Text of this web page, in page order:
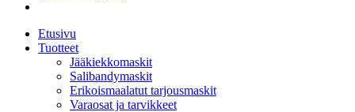
Etusivu
Tuotteet
Jääkiekkomaskit
Salibandymaskit
Erikoismaalatut tarjousmaskit
Varaosat ja tarvikkeet